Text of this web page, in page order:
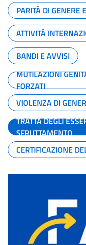
PARITÀ DI
ATTIVITÀ
BANDI E AVVISI
MUTILAZIONI
FORZATI
VIOLENZA DI
TRATTA DEGLI
SFRUTTAMENTO
CERTIFICAZIONE